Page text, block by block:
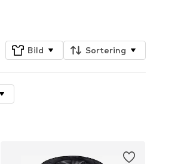
Bild Sortering